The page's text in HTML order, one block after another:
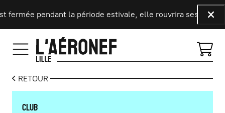
pendant la période estivale, elle rouvrira ses portes
RETOUR
CLUB